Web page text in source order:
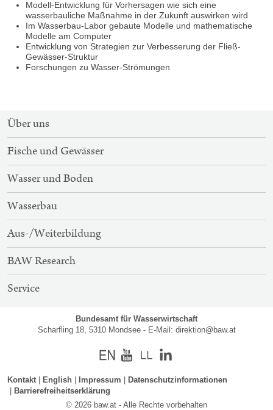
Modell-Entwicklung für Vorhersagen wie sich eine
wasserbauliche Maßnahme in der Zukunft auswirken wird
Im Wasserbau-Labor gebaute Modelle und mathematische
Modelle am Computer
Entwicklung von Strategien zur Verbesserung der Fließ-
Gewässer-Struktur
Forschungen zu Wasser-Strömungen
SITEMAP-
NAVIGATION
Über uns
Fische und Gewässer
Wasser und Boden
Wasserbau
Aus-/Weiterbildung
BAW Research
Service
Bundesamt für Wasserwirtschaft
Scharfling 18, 5310 Mondsee - E-Mail: direktion@baw.at
EnglischYoutube
Kontakt English Impressum
Datenschutzinformationen
Barrierefreiheitserklärung
© 2026 baw.at - Alle Rechte vorbehalten